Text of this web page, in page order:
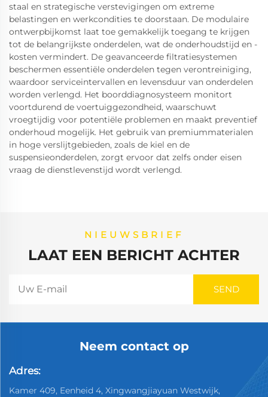
staal en strategische verstevigingen om extreme
belastingen en werkcondities te doorstaan. De modulaire
ontwerpbijkomst laat toe gemakkelijk toegang te krijgen
tot de belangrijkste onderdelen, wat de onderhoudstijd en -
kosten vermindert. De geavanceerde filtratiesystemen
beschermen essentiële onderdelen tegen verontreiniging,
waardoor serviceintervallen en levensduur van onderdelen
worden verlengd. Het boorddiagnosysteem monitort
voortdurend de voertuiggezondheid, waarschuwt
vroegtijdig voor potentiële problemen en maakt preventief
onderhoud mogelijk. Het gebruik van premiummaterialen
in hoge verslijtgebieden, zoals de kiel en de
suspensieonderdelen, zorgt ervoor dat zelfs onder eisen
vraag de dienstlevenstijd wordt verlengd.
NIEUWSBRIEF
LAAT EEN BERICHT ACHTER
Neem contact op
Adres:
Kamer 409, Eenheid 4, Xingwangjiayuan Westwijk,